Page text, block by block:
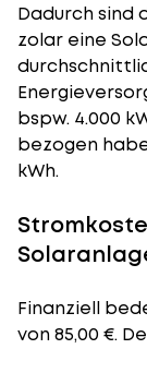
Dadurch sind
zolar eine
bspw. 4.000
bezogen
kWh.
Finanziell
von 85,00 €.